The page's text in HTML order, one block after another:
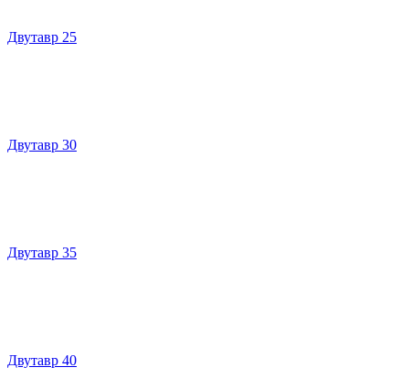
Двутавр 25
Двутавр 30
Двутавр 35
Двутавр 40